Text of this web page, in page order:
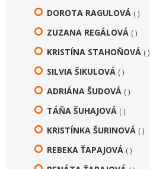
DOROTA RAGULOVÁ ( )
ZUZANA REGÁLOVÁ ( )
KRISTÍNA STAHOŇOVÁ ( )
SILVIA ŠIKULOVÁ ( )
ADRIÁNA ŠUDOVÁ ( )
TÁŇA ŠUHAJOVÁ ( )
KRISTÍNKA ŠURINOVÁ ( )
REBEKA ŤAPAJOVÁ ( )